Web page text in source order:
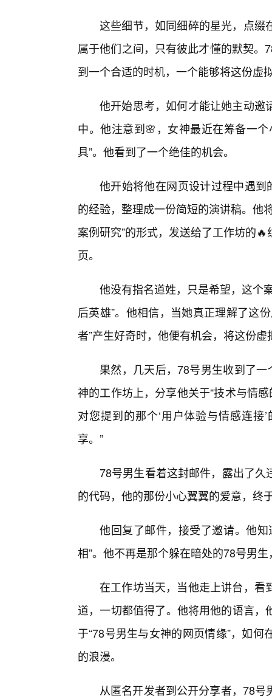
这些细节，如同细碎的星光，点缀
属于他们之间，只有彼此才懂的默契
到一个合适的时机，一个能够将这份虚
他开始思考，如何才能让她主动邀
中。他注意到🌸，女神最近在筹备一
具”。他看到了一个绝佳的机会。
他开始将他在网页设计过程中遇到
的经验，整理成一份简短的演讲稿。他
案例研究”的形式，发送给了工作坊的
页。
他没有指名道姓，只是希望，这个
后英雄”。他相信，当她真正理解了这
者”产生好奇时，他便有机会，将这份
果然，几天后，78号男生收到了
神的工作坊上，分享他关于“技术与情
对您提到的那个‘用户体验与情感连
享。”
78号男生看着这封邮件，露出了
的代码，他的那份小心翼翼的爱意，终
他回复了邮件，接受了邀请。他
相”。他不再是那个躲在暗处的78号男
在工作坊当天，当他走上讲台，看
道，一切都值得了。他将用他的语言
于“78号男生与女神的网页情缘”，如
的浪漫。
从匿名开发者到公开分享者，78